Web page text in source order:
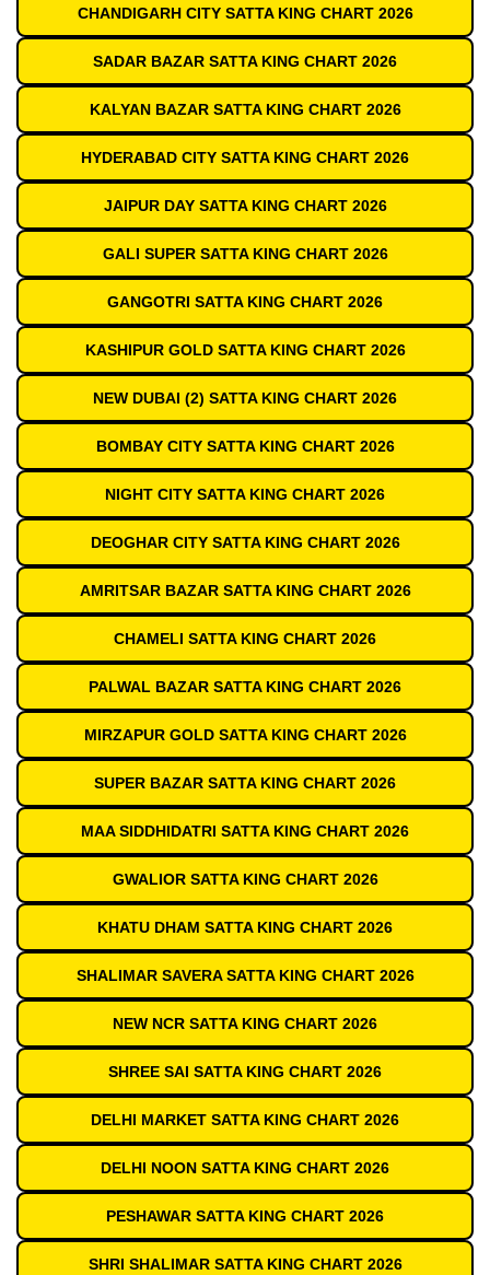
CHANDIGARH CITY SATTA KING CHART 2026
SADAR BAZAR SATTA KING CHART 2026
KALYAN BAZAR SATTA KING CHART 2026
HYDERABAD CITY SATTA KING CHART 2026
JAIPUR DAY SATTA KING CHART 2026
GALI SUPER SATTA KING CHART 2026
GANGOTRI SATTA KING CHART 2026
KASHIPUR GOLD SATTA KING CHART 2026
NEW DUBAI (2) SATTA KING CHART 2026
BOMBAY CITY SATTA KING CHART 2026
NIGHT CITY SATTA KING CHART 2026
DEOGHAR CITY SATTA KING CHART 2026
AMRITSAR BAZAR SATTA KING CHART 2026
CHAMELI SATTA KING CHART 2026
PALWAL BAZAR SATTA KING CHART 2026
MIRZAPUR GOLD SATTA KING CHART 2026
SUPER BAZAR SATTA KING CHART 2026
MAA SIDDHIDATRI SATTA KING CHART 2026
GWALIOR SATTA KING CHART 2026
KHATU DHAM SATTA KING CHART 2026
SHALIMAR SAVERA SATTA KING CHART 2026
NEW NCR SATTA KING CHART 2026
SHREE SAI SATTA KING CHART 2026
DELHI MARKET SATTA KING CHART 2026
DELHI NOON SATTA KING CHART 2026
PESHAWAR SATTA KING CHART 2026
SHRI SHALIMAR SATTA KING CHART 2026